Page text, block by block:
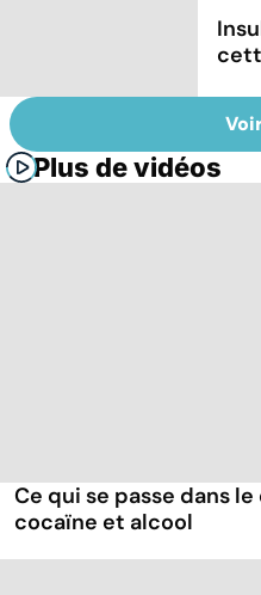
Plus de vidéos
Ce qui se passe dans
cocaïne et alcool